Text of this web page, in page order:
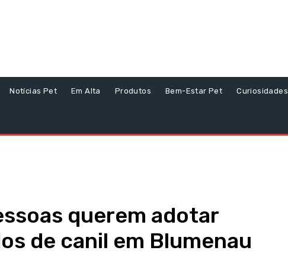
Notícias Pet Em Alta Produtos Bem-Estar Pet Curiosidades
querem adotar
de canil em Blumenau